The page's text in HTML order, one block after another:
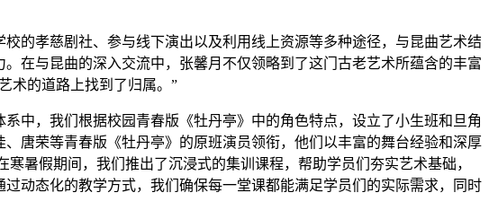
的孝慈剧社、参与线下演出以及利用线上资源等多种途径，与昆曲艺术结
在与昆曲的深入交流中，张馨月不仅领略到了这门古老艺术所蕴含的丰富
术的道路上找到了归属。”
中，我们根据校园青春版《牡丹亭》中的角色特点，设立了小生班和旦角
唐荣等青春版《牡丹亭》的原班演员领衔，他们以丰富的舞台经验和深厚
暑假期间，我们推出了沉浸式的集训课程，帮助学员们夯实艺术基础，
动态化的教学方式，我们确保每一堂课都能满足学员们的实际需求，同时